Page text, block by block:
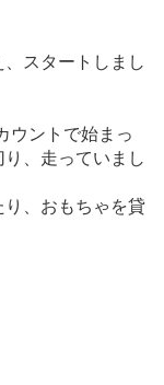
スタートしまし
ウントで始まっ
、走っていまし
、おもちゃを貸